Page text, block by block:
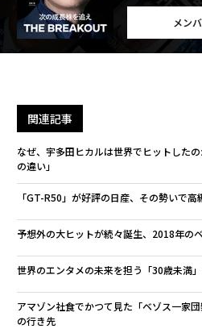
メン
関連記事
なぜ、宇多田ヒカルは世界でヒットした
の違い」
「GT-R50」が好評の日産、その勢いで
予想外の大ヒットが続々誕生、2018年の
世界のエンタメの未来を担う「30歳未満
アマゾン社食でかつて見た「ベゾス一家
の行き先